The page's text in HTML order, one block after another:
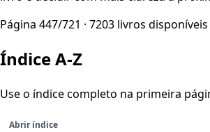
Página 447/721 · 7203 livros disponíveis
Índice A-Z
Use o índice completo na primeira
Abrir índice